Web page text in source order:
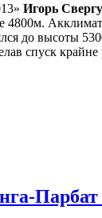
Игорь
до высоты
спуск
Парбат